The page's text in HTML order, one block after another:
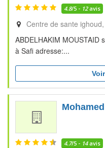
4.8/5 - 12avis
Centre de sante
ABDELHAKIM MOUSTAID
à Safi adresse:...
4.7/5 - 14avis